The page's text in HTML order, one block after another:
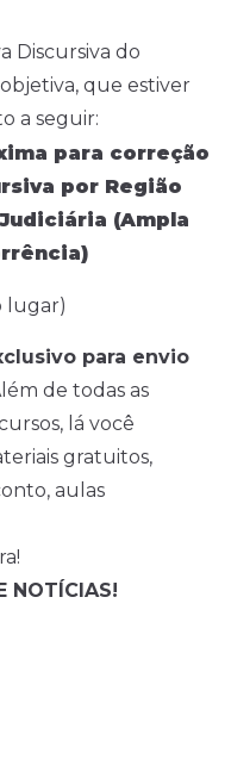
Discursiva do
que estiver
a seguir:
para correção
por Região
(Ampla
lugar)
para envio
de todas as
lá você
gratuitos,
aulas
NOTÍCIAS!